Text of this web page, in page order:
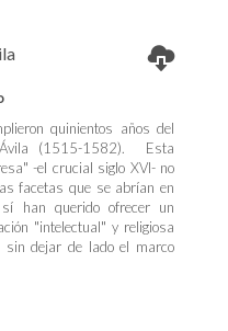
quinientos años del
(1515-1582). Esta
-el crucial siglo XVI- no
facetas que se abrían en
han querido ofrecer un
"intelectual" y religiosa
sin dejar de lado el marco